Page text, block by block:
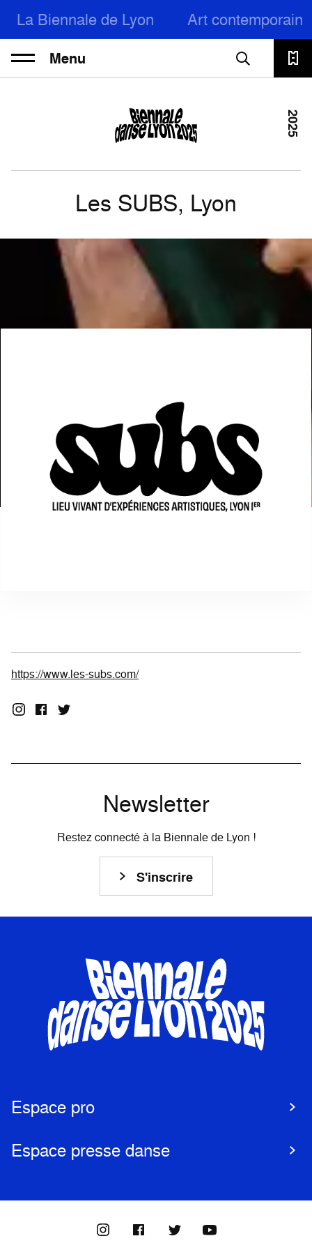
La Biennale de Lyon Art contemporain
Menu
Les SUBS, Lyon
2025
https://www.les-subs.com/
Newsletter
Restez connecté à la Biennale de Lyon !
S'inscrire
Espace pro
Espace presse danse